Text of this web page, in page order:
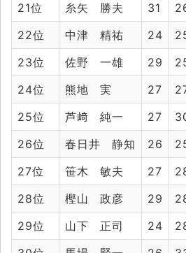
21位
糸矢 勝夫 31
22位
中津 精祐 24
23位
佐野 一雄 29
24位
熊地 実 27
25位
芦﨑 純一 27
26位
春日井 静知 26
27位
笹木 敏夫 27
28位
樫山 政彦 29
29位
山下 正司 24